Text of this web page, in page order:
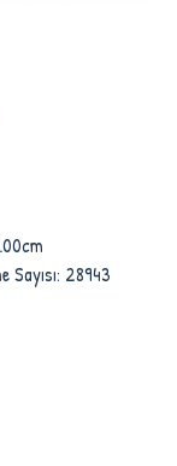
Sayısı: 28943